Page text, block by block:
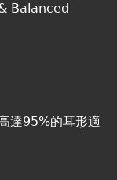
Balanced
達95%的耳形適